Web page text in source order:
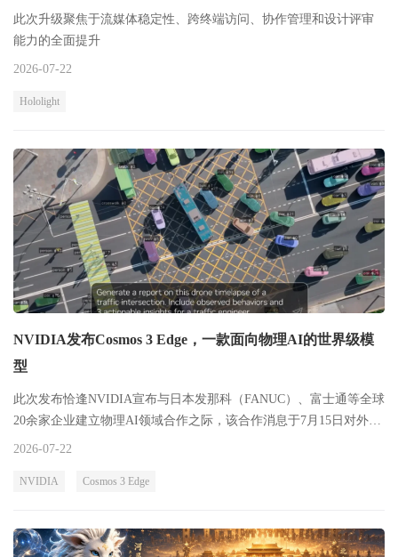
此次升级聚焦于流媒体稳定性、跨终端访问、协作管理和设计评审
能力的全面提升
2026-07-22
Hololight
NVIDIA发布Cosmos 3 Edge，一款面向物理AI的世界级模
型
此次发布恰逢NVIDIA宣布与日本发那科（FANUC）、富士通等全球
20余家企业建立物理AI领域合作之际，该合作消息于7月15日对外公
布。
2026-07-22
NVIDIA Cosmos 3 Edge